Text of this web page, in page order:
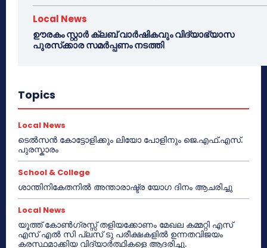
Local News
ഊരകം സ്റ്റാർ ക്ലബ് വാർഷികവും വിദ്യാഭ്യാസ
പുരസ്‌ക്കാര സമർപ്പണം നടത്തി
Topics
Local News
ടെൽസൻ കോട്ടോളിക്കും ലിയോ പോളിനും ജെ.എഫ്.എസ്.
പുരസ്കാരം
School & College
ശാന്തിനികേതനിൽ അന്താരാഷ്ട്ര യോഗ ദിനം ആചരിച്ചു
Local News
യൂത്ത് കോൺഗ്രസ്സ് തളിയക്കോണം മേഖല കമ്മറ്റി എസ്
എസ് എൽ സി പ്ലസ് ടു പരീക്ഷകളിൽ ഉന്നതവിജയം
കരസ്ഥമാക്കിയ വിദ്യാർത്ഥികളെ ആദരിച്ചു.